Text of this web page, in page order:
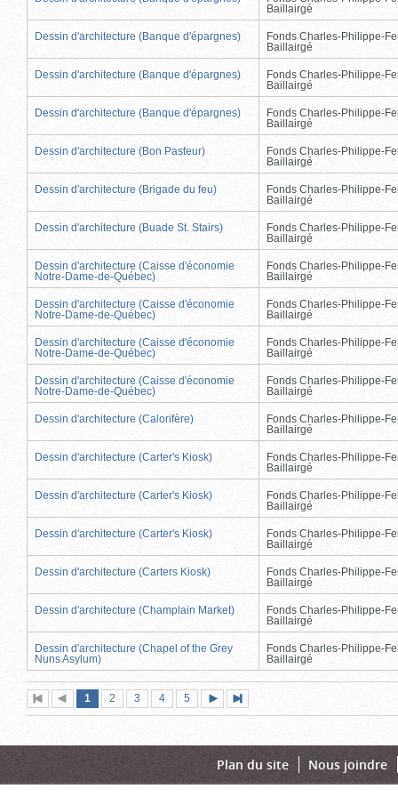
Baillairgé
Dessin d'architecture (Banque d'épargnes)
Fonds Charles-Philippe-
Baillairgé
Dessin d'architecture (Banque d'épargnes)
Fonds Charles-Philippe-
Baillairgé
Dessin d'architecture (Banque d'épargnes)
Fonds Charles-Philippe-
Baillairgé
Dessin d'architecture (Bon Pasteur)
Fonds Charles-Philippe-
Baillairgé
Dessin d'architecture (Brigade du feu)
Fonds Charles-Philippe-
Baillairgé
Dessin d'architecture (Buade St. Stairs)
Fonds Charles-Philippe-
Baillairgé
Dessin d'architecture (Caisse d'économie
Notre-Dame-de-Québec)
Fonds Charles-Philippe-
Baillairgé
Dessin d'architecture (Caisse d'économie
Notre-Dame-de-Québec)
Fonds Charles-Philippe-
Baillairgé
Dessin d'architecture (Caisse d'économie
Notre-Dame-de-Québec)
Fonds Charles-Philippe-
Baillairgé
Dessin d'architecture (Caisse d'économie
Notre-Dame-de-Québec)
Fonds Charles-Philippe-
Baillairgé
Dessin d'architecture (Calorifère)
Fonds Charles-Philippe-
Baillairgé
Dessin d'architecture (Carter's Kiosk)
Fonds Charles-Philippe-
Baillairgé
Dessin d'architecture (Carter's Kiosk)
Fonds Charles-Philippe-
Baillairgé
Dessin d'architecture (Carter's Kiosk)
Fonds Charles-Philippe-
Baillairgé
Dessin d'architecture (Carters Kiosk)
Fonds Charles-Philippe-
Baillairgé
Dessin d'architecture (Champlain Market)
Fonds Charles-Philippe-
Baillairgé
Dessin d'architecture (Chapel of the Grey
Nuns Asylum)
Fonds Charles-Philippe-
Baillairgé
Première
page
Page
précédente
Page
1 (page
actuelle)
Page
2 Page
3 Page
4 Page
5
suivante
page
Plan du site Nous joindre